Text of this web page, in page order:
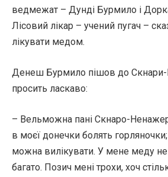
ведмежат – Дунді Бурмило і
Лісовий лікар – учений пугач –
лікувати медом.
Денеш Бурмило пішов до
просить ласкаво:
– Вельможна пані Скнаро-
в моєї донечки болять
можна вилікувати. У мене меду
багато. Позич мені трохи, хоч